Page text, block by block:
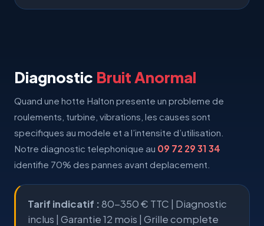
Diagnostic Bruit Anormal
Quand une hotte Halton presente un probleme de
roulements, turbine, vibrations, les causes sont
specifiques au modele et a l’intensite d’utilisation.
Notre diagnostic telephonique au 09 72 29 31 34
identifie 70% des pannes avant deplacement.
Tarif indicatif :80-350 € TTC | Diagnostic
inclus | Garantie 12 mois Grille complete